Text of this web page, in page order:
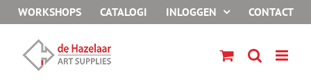
naar
inhoud
WORKSHOPS CATALOGI INLOGGEN CONTACT